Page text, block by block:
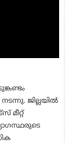
ജില്ലയില്‍